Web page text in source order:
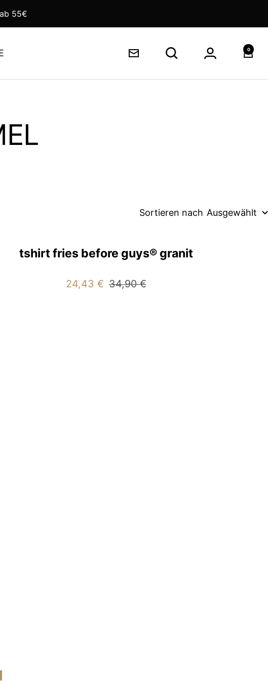
55€
Newsletter Login 0
Sortieren nach Ausgewählt
tshirt fries before guys® granit
Angebotspreis
24,43 € Regulärer
34,90 €